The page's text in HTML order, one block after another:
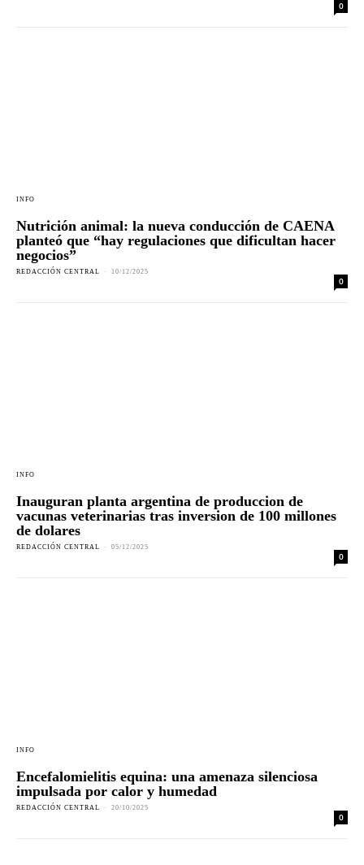
0
INFO
Nutrición animal: la nueva conducción de CAENA
planteó que “hay regulaciones que dificultan hacer
negocios”
REDACCIÓN CENTRAL - 10/12/2025
0
INFO
Inauguran planta argentina de produccion de
vacunas veterinarias tras inversion de 100 millones
de dolares
REDACCIÓN CENTRAL - 05/12/2025
0
INFO
Encefalomielitis equina: una amenaza silenciosa
impulsada por calor y humedad
REDACCIÓN CENTRAL - 20/10/2025
0